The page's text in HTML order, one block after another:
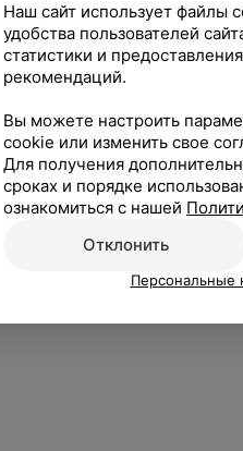
Наш сайт использует файлы
удобства пользователей
статистики и
рекомендаций.
Вы можете настроить
cookie или изменить свое
Для получения
сроках и порядке
ознакомиться с нашей
Отклонить
Персональные